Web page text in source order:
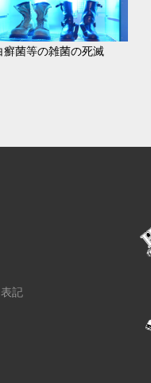
癬菌等の雑菌の死滅
記